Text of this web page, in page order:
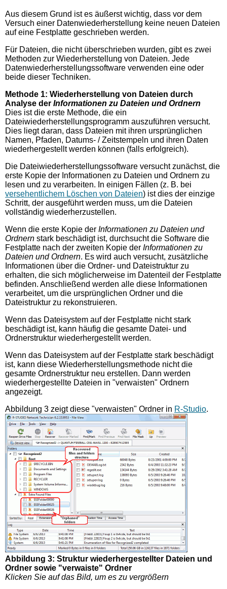
Aus diesem Grund ist es äußerst wichtig, dass vor dem
Versuch einer Datenwiederherstellung keine neuen Dateien
auf eine Festplatte geschrieben werden.
Für Dateien, die nicht überschrieben wurden, gibt es zwei
Methoden zur Wiederherstellung von Dateien. Jede
Datenwiederherstellungssoftware verwenden eine oder
beide dieser Techniken.
Methode 1: Wiederherstellung von Dateien durch
Analyse der Informationen zu Dateien und Ordnern
Dies ist die erste Methode, die ein
Dateiwiederherstellungsprogramm auszuführen versucht.
Dies liegt daran, dass Dateien mit ihren ursprünglichen
Namen, Pfaden, Datums- / Zeitstempeln und ihren Daten
wiederhergestellt werden können (falls erfolgreich).
Die Dateiwiederherstellungssoftware versucht zunächst, die
erste Kopie der Informationen zu Dateien und Ordnern zu
lesen und zu verarbeiten. In einigen Fällen (z. B. bei
versehentlichem Löschen von Dateien) ist dies der einzige
Schritt, der ausgeführt werden muss, um die Dateien
vollständig wiederherzustellen.
Wenn die erste Kopie der Informationen zu Dateien und
Ordnern stark beschädigt ist, durchsucht die Software die
Festplatte nach der zweiten Kopie der Informationen zu
Dateien und Ordnern. Es wird auch versucht, zusätzliche
Informationen über die Ordner- und Dateistruktur zu
erhalten, die sich möglicherweise im Datenteil der Festplatte
befinden. Anschließend werden alle diese Informationen
verarbeitet, um die ursprünglichen Ordner und die
Dateistruktur zu rekonstruieren.
Wenn das Dateisystem auf der Festplatte nicht stark
beschädigt ist, kann häufig die gesamte Datei- und
Ordnerstruktur wiederhergestellt werden.
Wenn das Dateisystem auf der Festplatte stark beschädigt
ist, kann diese Wiederherstellungsmethode nicht die
gesamte Ordnerstruktur neu erstellen. Dann werden
wiederhergestellte Dateien in "verwaisten" Ordnern
angezeigt.
Abbildung 3 zeigt diese "verwaisten" Ordner in R-Studio.
Abbildung 3: Struktur wiederhergestellter Dateien und
Ordner sowie "verwaiste" Ordner
Klicken Sie auf das Bild, um es zu vergrößern